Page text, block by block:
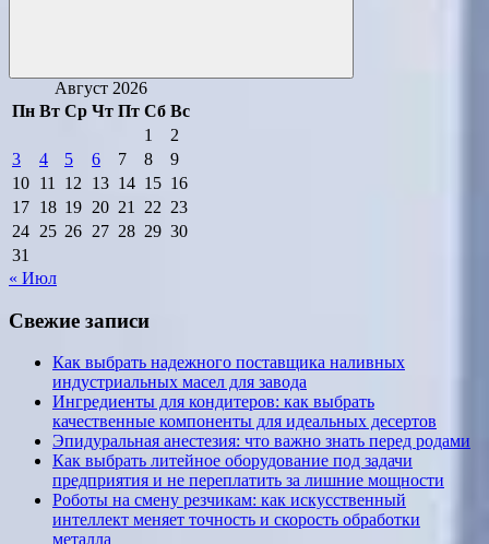
Поиск
Август 2026
Пн Вт Ср Чт Пт Сб Вс
1
2
3
4 5 6 7 8
9
10 11 12 13 14 15 16
17 18 19 20 21 22 23
24 25 26 27 28 29 30
31
« Июл
Свежие записи
Как выбрать надежного поставщика наливных
индустриальных масел для завода
Ингредиенты для кондитеров: как выбрать
качественные компоненты для идеальных десертов
Эпидуральная анестезия: что важно знать перед родами
Как выбрать литейное оборудование под задачи
предприятия и не переплатить за лишние мощности
Роботы на смену резчикам: как искусственный
интеллект меняет точность и скорость обработки
металла